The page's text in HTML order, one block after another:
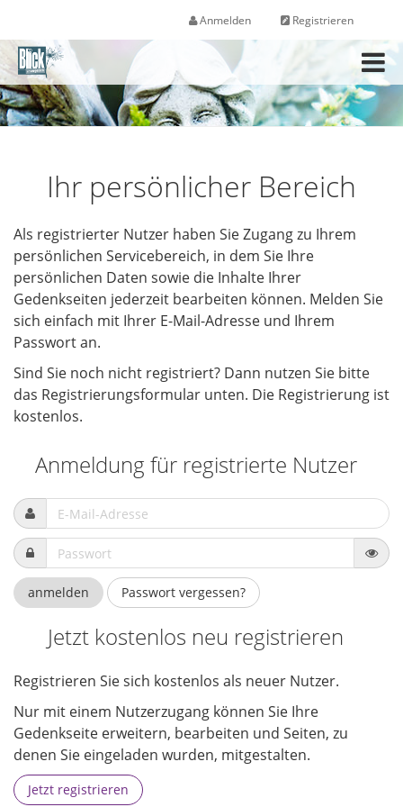
Anmelden Registrieren
M
e
n
ü
Ihr persönlicher Bereich
Als registrierter Nutzer haben Sie Zugang zu Ihrem
persönlichen Servicebereich, in dem Sie Ihre
persönlichen Daten sowie die Inhalte Ihrer
Gedenkseiten jederzeit bearbeiten können. Melden Sie
sich einfach mit Ihrer E-Mail-Adresse und Ihrem
Passwort an.
Sind Sie noch nicht registriert? Dann nutzen Sie bitte
das Registrierungsformular unten. Die Registrierung ist
kostenlos.
Anmeldung für registrierte Nutzer
anmelden Passwort vergessen?
Jetzt kostenlos neu registrieren
Registrieren Sie sich kostenlos als neuer Nutzer.
Nur mit einem Nutzerzugang können Sie Ihre
Gedenkseite erweitern, bearbeiten und Seiten, zu
denen Sie eingeladen wurden, mitgestalten.
Jetzt registrieren